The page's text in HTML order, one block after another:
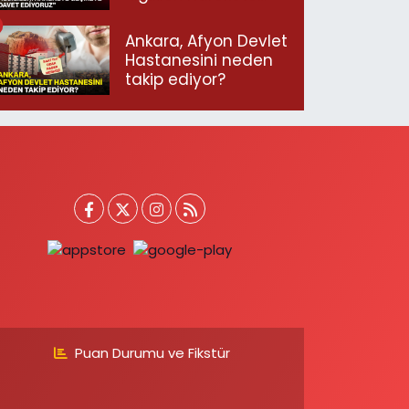
ediyoruz”
Ankara, Afyon Devlet
Hastanesini neden
takip ediyor?
Puan Durumu ve Fikstür